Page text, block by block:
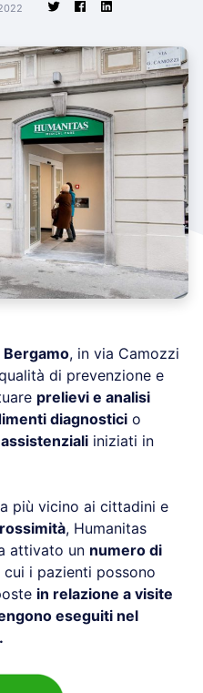
Bergamo, in via Camozzi
di prevenzione e
prelievi e analisi
diagnostici o
iniziati in
più vicino ai cittadini e
, Humanitas
attivato un numero di
cui i pazienti possono
in relazione a visite
eseguiti nel